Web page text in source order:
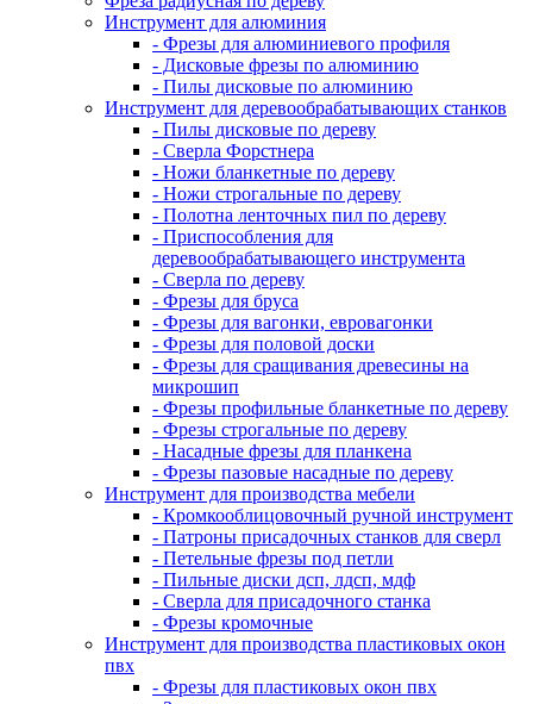
Инструмент для алюминия
- Фрезы для алюминиевого профиля
- Дисковые фрезы по алюминию
- Пилы дисковые по алюминию
Инструмент для деревообрабатывающих станков
- Пилы дисковые по дереву
- Сверла Форстнера
- Ножи бланкетные по дереву
- Ножи строгальные по дереву
- Полотна ленточных пил по дереву
- Приспособления для
деревообрабатывающего инструмента
- Сверла по дереву
- Фрезы для бруса
- Фрезы для вагонки, евровагонки
- Фрезы для половой доски
- Фрезы для сращивания древесины на
микрошип
- Фрезы профильные бланкетные по дереву
- Фрезы строгальные по дереву
- Насадные фрезы для планкена
- Фрезы пазовые насадные по дереву
Инструмент для производства мебели
- Кромкооблицовочный ручной инструмент
- Патроны присадочных станков для сверл
- Петельные фрезы под петли
- Пильные диски дсп, лдсп, мдф
- Сверла для присадочного станка
- Фрезы кромочные
Инструмент для производства пластиковых окон
пвх
- Фрезы для пластиковых окон пвх